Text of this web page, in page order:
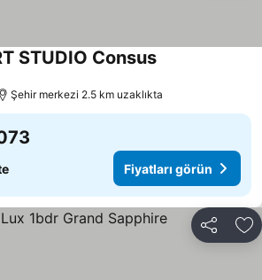
STUDIO Consus
Şehir merkezi 2.5 km uzaklıkta
Fiyatları görün
Paylaş